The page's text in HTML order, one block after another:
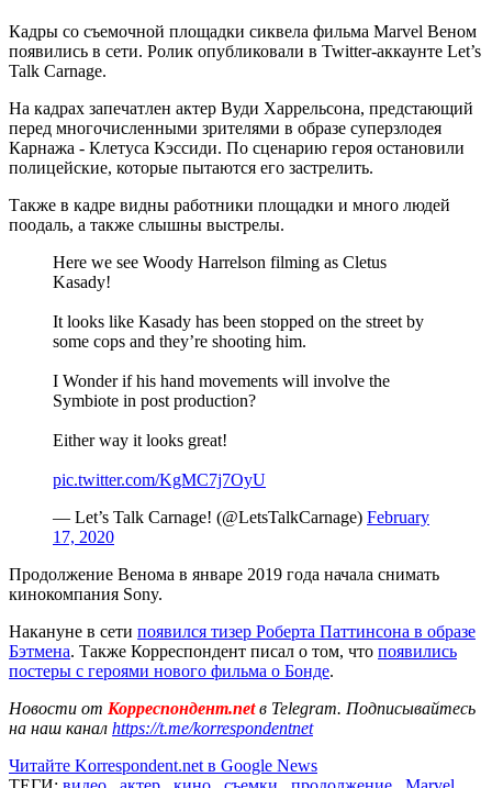
Кадры со съемочной площадки сиквела фильма Marvel Веном
появились в сети. Ролик опубликовали в Twitter-аккаунте Let’s
Talk Carnage.
На кадрах запечатлен актер Вуди Харрельсона, предстающий
перед многочисленными зрителями в образе суперзлодея
Карнажа - Клетуса Кэссиди. По сценарию героя остановили
полицейские, которые пытаются его застрелить.
Также в кадре видны работники площадки и много людей
поодаль, а также слышны выстрелы.
Here we see Woody Harrelson filming as Cletus
Kasady!
It looks like Kasady has been stopped on the street by
some cops and they’re shooting him.
I Wonder if his hand movements will involve the
Symbiote in post production?
Either way it looks great!
pic.twitter.com/KgMC7j7OyU
— Let’s Talk Carnage! (@LetsTalkCarnage) February
17, 2020
Продолжение Венома в январе 2019 года начала снимать
кинокомпания Sony.
Накануне в сети появился тизер Роберта Паттинсона в образе
Бэтмена. Также Корреспондент писал о том, что появились
постеры с героями нового фильма о Бонде.
Новости от Корреспондент.netв Telegram. Подписывайтесь
на наш канал https://t.me/korrespondentnet
Читайте Korrespondent.net в Google News